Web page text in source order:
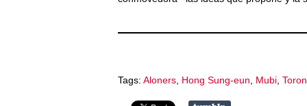
Tags: Aloners Hong Sung-eun Mubi